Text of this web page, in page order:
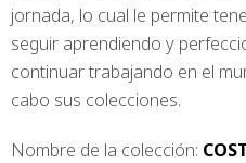
jornada, lo cual le permite
seguir aprendiendo y
continuar trabajando en el
cabo sus colecciones.
Nombre de la colección: